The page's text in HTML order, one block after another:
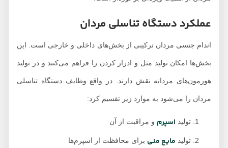
عملکرد دستگاه تناسلی مردان
اندام جنسی مردان ترکیبی از بخش‌های داخلی و خارجی است. این
بخش‌ها امکان تولید مثل و ادرار کردن را فراهم می‌کنند و در تولید
هورمون‌های مردانه نقش دارند. در واقع وظایف دستگاه تناسلی
مردان را می‌شود به موارد زیر تقسیم کرد:
تولید اسپرمو مراقبت از آن
تولید مایع منیبرای محافظت از اسپرم‌ها